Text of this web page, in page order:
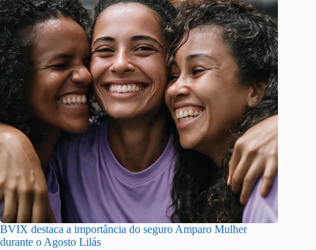
BVIX destaca a importância do seguro Amparo Mulher
durante o Agosto Lilás